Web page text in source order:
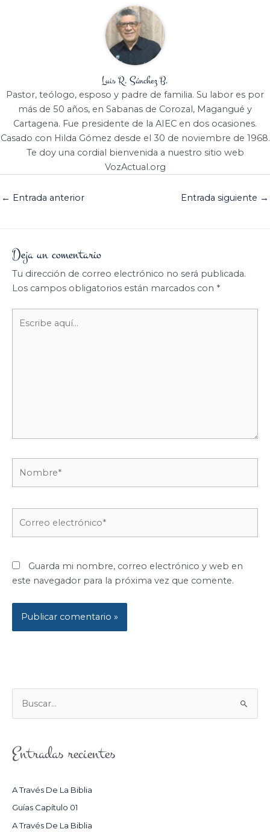
Luis R. Sánchez B.
Pastor, teólogo, esposo y padre de familia. Su labor es por
más de 50 años, en Sabanas de Corozal, Magangué y
Cartagena. Fue presidente de la AIEC en dos ocasiones.
Casado con Hilda Gómez desde el 30 de noviembre de 1968.
Te doy una cordial bienvenida a nuestro sitio web
VozActual.org
← Entrada anterior Entrada siguiente →
Deja un comentario
Tu dirección de correo electrónico no será publicada.
Los campos obligatorios están marcados con *
aquí...
Guarda mi nombre, correo electrónico y web en
este navegador para la próxima vez que comente.
U
C
Entradas recientes
A Través De La Biblia
Guías Capítulo 01
A Través De La Biblia